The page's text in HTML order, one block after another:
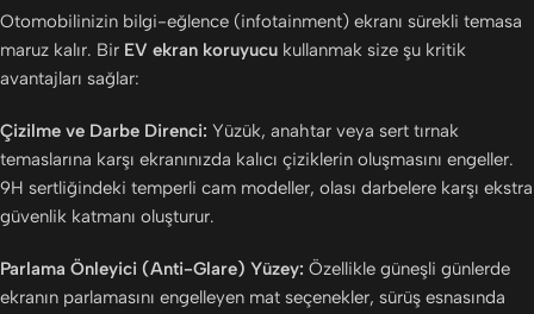
Otomobilinizin bilgi-eğlence (infotainment) ekranı sürekli temasa
maruz kalır. Bir EV ekran koruyucu kullanmak size şu kritik
avantajları sağlar:
Çizilme ve Darbe Direnci: Yüzük, anahtar veya sert tırnak
temaslarına karşı ekranınızda kalıcı çiziklerin oluşmasını engeller.
9H sertliğindeki temperli cam modeller, olası darbelere karşı ekstra
güvenlik katmanı oluşturur.
Parlama Önleyici (Anti-Glare) Yüzey: Özellikle güneşli günlerde
ekranın parlamasını engelleyen mat seçenekler, sürüş esnasında